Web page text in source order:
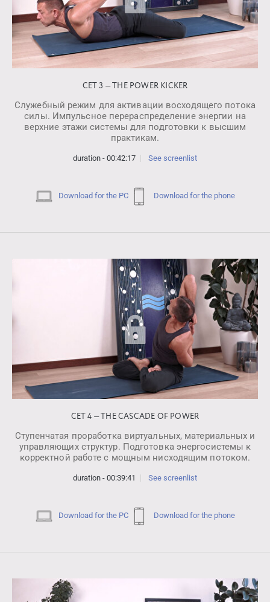
СЕТ 3 — THE POWER KICKER
Служебный режим для активации восходящего потока
силы. Импульсное перераспределение энергии на
верхние этажи системы для подготовки к высшим
практикам.
duration - 00:42:17 See screenlist
Download for the PC Download for the phone
СЕТ 4 — THE CASCADE OF POWER
Ступенчатая проработка виртуальных, материальных и
управляющих структур. Подготовка энергосистемы к
корректной работе с мощным нисходящим потоком.
duration - 00:39:41 See screenlist
Download for the PC Download for the phone